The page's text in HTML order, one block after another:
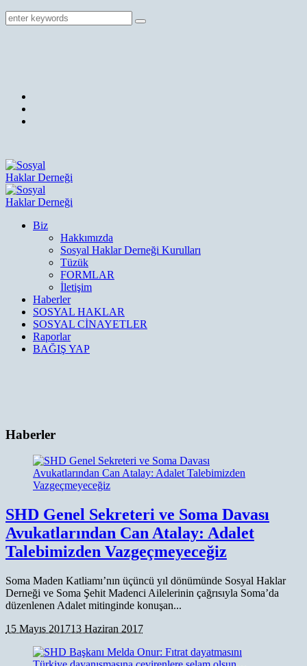
Biz
Hakkımızda
Sosyal Haklar Derneği Kurulları
Tüzük
FORMLAR
İletişim
Haberler
SOSYAL HAKLAR
SOSYAL CİNAYETLER
Raporlar
BAĞIŞ YAP
Haberler
SHD Genel Sekreteri ve Soma Davası
Avukatlarından Can Atalay: Adalet
Talebimizden Vazgeçmeyeceğiz
Soma Maden Katliamı’nın üçüncü yıl dönümünde Sosyal Haklar
Derneği ve Soma Şehit Madenci Ailelerinin çağrısıyla Soma’da
düzenlenen Adalet mitinginde konuşan...
15 Mayıs 201713 Haziran 2017